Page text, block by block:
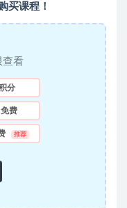
买课程！
查看
分
免费
推荐